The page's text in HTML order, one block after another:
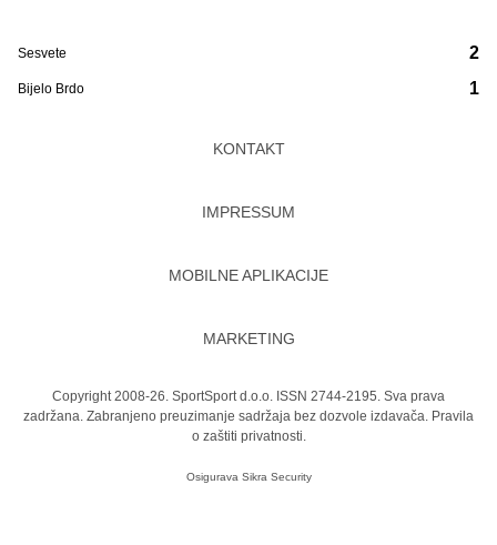
Sesvete
Bijelo Brdo
2
1
KONTAKT
IMPRESSUM
MOBILNE APLIKACIJE
MARKETING
Copyright 2008-26. SportSport d.o.o. ISSN 2744-2195. Sva prava
zadržana. Zabranjeno preuzimanje sadržaja bez dozvole izdavača. Pravila
o zaštiti privatnosti.
Osigurava Sikra Security